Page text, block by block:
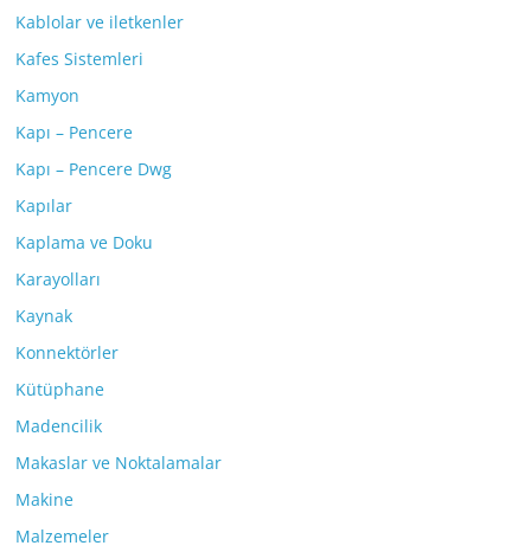
Kablolar ve iletkenler
Kafes Sistemleri
Kamyon
Kapı – Pencere
Kapı – Pencere Dwg
Kapılar
Kaplama ve Doku
Karayolları
Kaynak
Konnektörler
Kütüphane
Madencilik
Makaslar ve Noktalamalar
Makine
Malzemeler